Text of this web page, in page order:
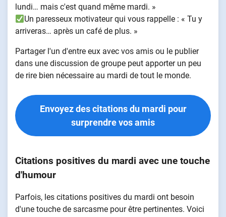
lundi… mais c'est quand même mardi. »
Un paresseux motivateur qui vous rappelle : « Tu y
arriveras… après un café de plus. »
Partager l'un d'entre eux avec vos amis ou le publier
dans une discussion de groupe peut apporter un peu
de rire bien nécessaire au mardi de tout le monde.
Envoyez des citations du mardi pour
surprendre vos amis
Citations positives du mardi avec une touche
d'humour
Parfois, les citations positives du mardi ont besoin
d'une touche de sarcasme pour être pertinentes. Voici